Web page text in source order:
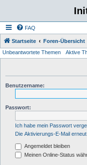
FAQ
Startseite Foren-Übersicht
Unbeantwortete Themen Aktive
Benutzername:
Passwort:
Ich habe mein Passwort
Die Aktivierungs-E-Mail
Angemeldet bleiben
Meinen Online-Status